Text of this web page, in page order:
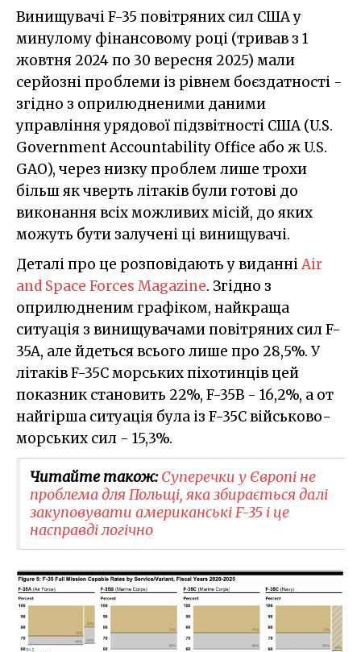
Винищувачі F-35 повітряних сил США у
минулому фінансовому році (тривав з 1
жовтня 2024 по 30 вересня 2025) мали
серйозні проблеми із рівнем боєздатності -
згідно з оприлюдненими даними
управління урядової підзвітності США (U.S.
Government Accountability Office або ж U.S.
GAO), через низку проблем лише трохи
більш як чверть літаків були готові до
виконання всіх можливих місій, до яких
можуть бути залучені ці винищувачі.
Деталі про це розповідають у виданніAir
and Space Forces Magazine. Згідно з
оприлюдненим графіком, найкраща
ситуація з винищувачами повітряних сил F-
35A, але йдеться всього лише про 28,5%. У
літаків F-35C морських піхотинців цей
показник становить 22%, F-35B - 16,2%, а от
найгірша ситуація була із F-35C військово-
морських сил - 15,3%.
Читайте також:Суперечки у Європі не
проблема для Польщі, яка збирається далі
закуповувати американські F-35 і це
насправді логічно